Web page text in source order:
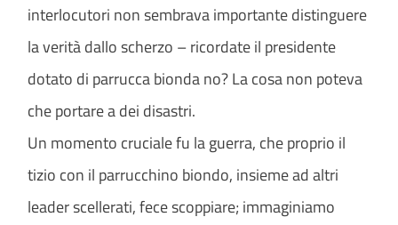
interlocutori non sembrava importante distinguere
la verità dallo scherzo – ricordate il presidente
dotato di parrucca bionda no? La cosa non poteva
che portare a dei disastri.
Un momento cruciale fu la guerra, che proprio il
tizio con il parrucchino biondo, insieme ad altri
leader scellerati, fece scoppiare; immaginiamo